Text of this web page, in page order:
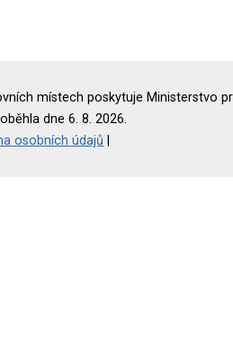
místech poskytuje Ministerstvo
dne 6. 8. 2026.
osobních údajů